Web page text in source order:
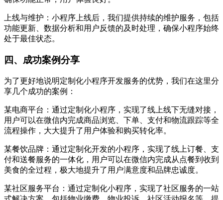
上线与维护：小程序上线后，我们提供持续的维护服务，包括
功能更新、数据分析和用户反馈的及时处理，确保小程序始终
处于最佳状态。
四、成功案例分享
为了更好地说明定制化小程序开发服务的优势，我们在这里分
享几个成功的案例：
某电商平台：通过定制化小程序，实现了线上线下无缝对接，
用户可以在微信内完成商品浏览、下单、支付和物流跟踪等全
流程操作，大大提升了用户体验和购买转化率。
某餐饮品牌：通过定制化开发的小程序，实现了线上订餐、支
付和送餐服务的一体化，用户可以在微信内完成从点餐到收到
美食的全过程，极大地提升了用户满意度和品牌忠诚度。
某社区服务平台：通过定制化小程序，实现了社区服务的一站